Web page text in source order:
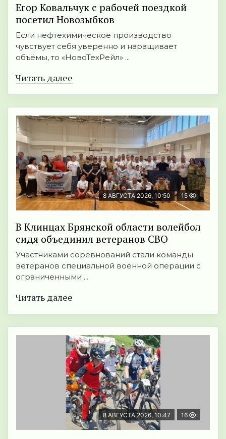
Егор Ковальчук с рабочей поездкой
посетил Новозыбков
Если нефтехимическое производство
чувствует себя уверенно и наращивает
объёмы, то «НовоТехРейл» ...
Читать далее
8 АВГУСТА 2026, 10:50 15
В Клинцах Брянской области волейбол
сидя объединил ветеранов СВО
Участниками соревнований стали команды
ветеранов специальной военной операции с
ограниченными ...
Читать далее
8 АВГУСТА 2026, 10:47 16